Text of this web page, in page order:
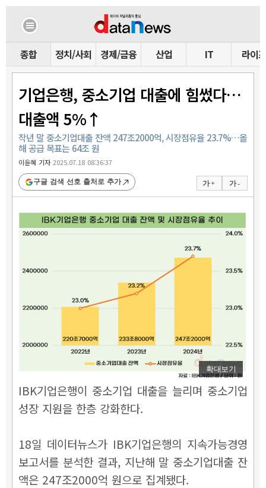
종합 정치/사회 경제/금융 산업 IT 라이프
기업은행, 중소기업 대출에 힘썼다…
대출액 5%↑
작년 말 중소기업대출 잔액 247조2000억, 시장점유율 23.7%…올
해 공급 목표는 64조 원
이윤혜 기자2025.07.18 08:36:37
가 + 가 -
구글 검색 선호 출처로 추가
확대보기
IBK기업은행이 중소기업 대출을 늘리며 중소기업
성장 지원을 한층 강화한다.
18일 데이터뉴스가 IBK기업은행의 지속가능경영
보고서를 분석한 결과, 지난해 말 중소기업대출 잔
액은 247조2000억 원으로 집계됐다.